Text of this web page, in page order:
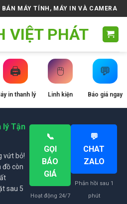
MÁY TÍNH, MÁY IN VÀ CAMERA
🖨️
in thanh lý
🖱️
Linh kiện
💬
Báo giá ngay
lý Tận
vứt bỏ!
đồ còn
sau 5
📞
GỌI
BÁO
GIÁ
Hoạt động 24/7
💬
CHAT
ZALO
Phản hồi sau 1
phút